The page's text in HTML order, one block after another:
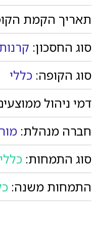
תאריך הקמת
סוג החסכון:
סוג הקופה: כללי
דמי ניהול
חברה מנהלת: מור
סוג התמחות: כללי
התמחות משנה: